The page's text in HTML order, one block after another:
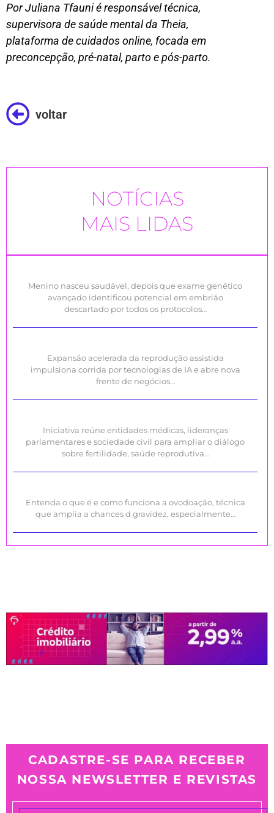
Por Juliana Tfauni é responsável técnica,
supervisora de saúde mental da Theia,
plataforma de cuidados online, focada em
preconcepção, pré-natal, parto e pós-parto.
voltar
NOTÍCIAS
MAIS LIDAS
Menino nasceu saudável, depois que exame genético
avançado identificou potencial em embrião
descartado por todos os protocolos…
Expansão acelerada da reprodução assistida
impulsiona corrida por tecnologias de IA e abre nova
frente de negócios…
Iniciativa reúne entidades médicas, lideranças
parlamentares e sociedade civil para ampliar o diálogo
sobre fertilidade, saúde reprodutiva…
Entenda o que é e como funciona a ovodoação, técnica
que amplia a chances d gravidez, especialmente…
CADASTRE-SE PARA RECEBER
NOSSA NEWSLETTER E REVISTAS